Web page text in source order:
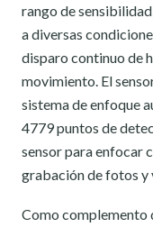
rango de
a diversas
disparo continuo de
movimiento. El
sistema de enfoque
4779 puntos de
sensor para enfocar
grabación de fotos y
Como complemento